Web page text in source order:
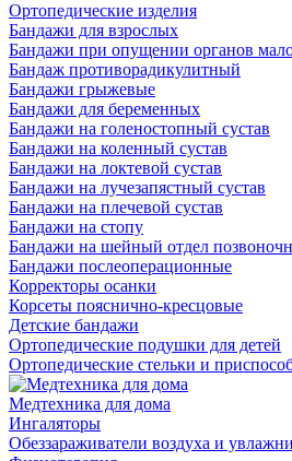
Ортопедические изделия
Бандажи для взрослых
Бандажи при опущении органов
Бандаж противорадикулитный
Бандажи грыжевые
Бандажи для беременных
Бандажи на голеностопный сустав
Бандажи на коленный сустав
Бандажи на локтевой сустав
Бандажи на лучезапястный сустав
Бандажи на плечевой сустав
Бандажи на стопу
Бандажи на шейный отдел
Бандажи послеоперационные
Корректоры осанки
Корсеты пояснично-кресцовые
Детские бандажи
Ортопедические подушки для детей
Ортопедические стельки и
Медтехника для дома
Ингаляторы
Обеззараживатели воздуха и